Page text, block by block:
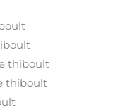
thiboult
thiboult